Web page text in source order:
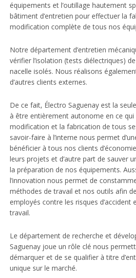
équipements et l’outillage hautement
bâtiment d’entretien pour effectuer la
modification complète de tous nos
Notre département d’entretien
vérifier l’isolation (tests diélectriques)
nacelle isolés. Nous réalisons
d’autres clients externes.
De ce fait, Électro Saguenay est la
à être entièrement autonome en ce qui
modification et la fabrication de tous
savoir-faire à l’interne nous permet
bénéficier à tous nos clients
leurs projets et d’autre part de sauver
la préparation de nos équipements.
l’innovation nous permet de
méthodes de travail et nos outils afin
employés contre les risques d’accident
travail.
Le département de recherche et
Saguenay joue un rôle clé nous
démarquer et de se qualifier à titre
unique sur le marché.